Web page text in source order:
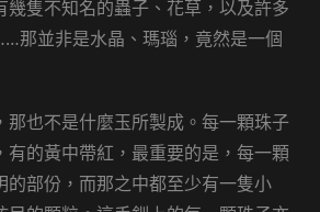
幾隻不知名的蟲子、花草，以及許多
那並非是水晶、瑪瑙，竟然是一個
那也不是什麼玉所製成。每一顆珠子
有的黃中帶紅，最重要的是，每一顆
的部份，而那之中都至少有一隻小